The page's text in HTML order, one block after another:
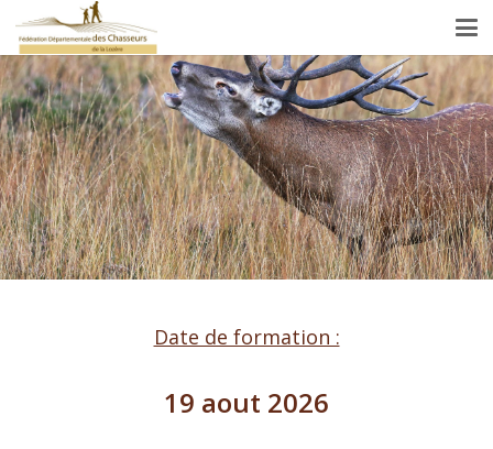
Date de formation :
19 aout 2026